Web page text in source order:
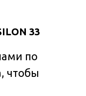
33
по
чтобы